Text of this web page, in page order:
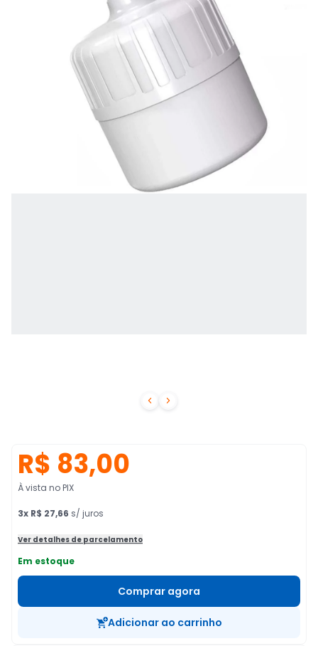
 
R$ 83,00
À vista no PIX
3x R$ 27,66 s/ juros
Ver detalhes de parcelamento
Em estoque
Comprar agora
Adicionar ao carrinho